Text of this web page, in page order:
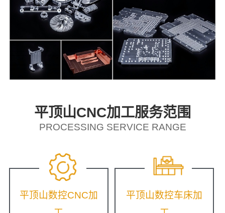
平顶山CNC加工服务范围
PROCESSING SERVICE RANGE
平顶山数控CNC加
平顶山数控车床加